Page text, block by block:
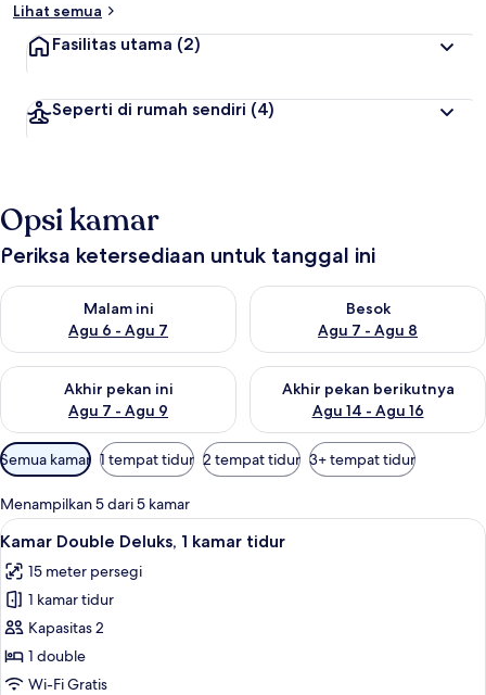
Lihat semua
Fasilitas utama (2)
Seperti di rumah sendiri (4)
Opsi kamar
Periksa ketersediaan untuk tanggal ini
Malam ini
Agu 6 - Agu 7
Periksa ketersediaan untuk malam ini Agu 6 - Agu 7
Besok
Agu 7 - Agu 8
Periksa ketersediaan untuk
Akhir pekan ini
Agu 7 - Agu 9
Periksa ketersediaan untuk akhir pekan ini Agu 7 - Agu 9
Akhir pekan berikutnya
Agu 14 - Agu 16
Periksa ketersediaan untuk
Filter
tersedia
untuk
kamar
Semua kamar 1 tempat tidur 2 tempat tidur 3+ tempat tidur
Menampilkan 5 dari 5 kamar
Lihat
semua
foto
untuk
Kamar
Double
Deluks,
Brankas, meja kerja, ruang kerja
29
Kamar Double Deluks, 1 kamar tidur
15 meter persegi
1 kamar tidur
Kapasitas 2
1 double
Wi-Fi Gratis